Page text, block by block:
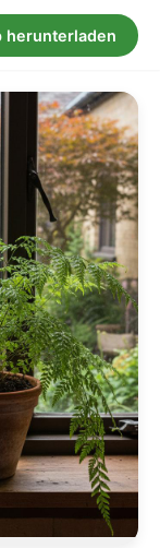
herunterladen